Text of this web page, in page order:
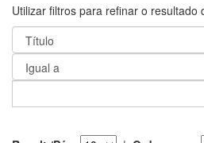
Utilizar filtros para refinar o resultado